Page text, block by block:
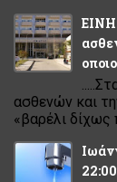
ασθενών και
«βαρέλι δίχως